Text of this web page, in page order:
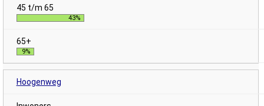
43%
9%
Hoogenweg